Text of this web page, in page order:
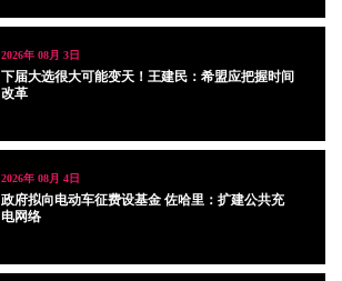
2026年 08月 3日
下届大选很大可能变天！王建民：希盟应把握时间
改革
2026年 08月 4日
政府拟向电动车征费设基金 佐哈里：扩建公共充
电网络